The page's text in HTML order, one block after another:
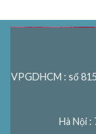
VPGDHCM : số
Hà Nội :